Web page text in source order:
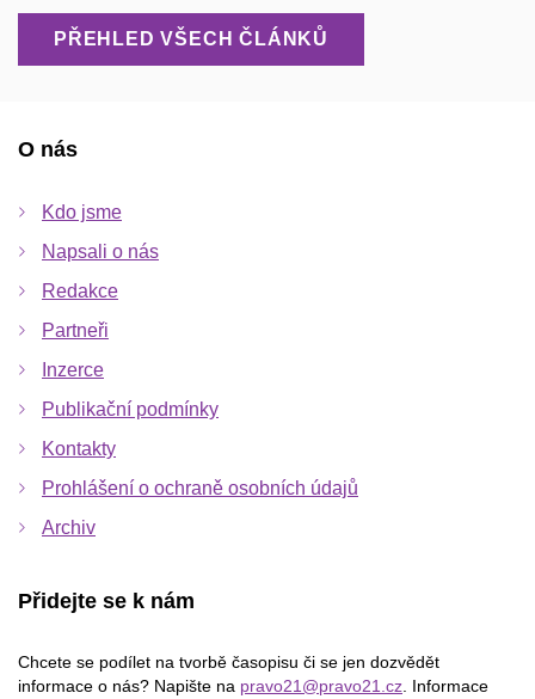
PŘEHLED VŠECH ČLÁNKŮ
O nás
Kdo jsme
Napsali o nás
Redakce
Partneři
Inzerce
Publikační podmínky
Kontakty
Prohlášení o ochraně osobních údajů
Archiv
Přidejte se k nám
Chcete se podílet na tvorbě časopisu či se jen dozvědět
informace o nás? Napište na pravo21@pravo21.cz. Informace